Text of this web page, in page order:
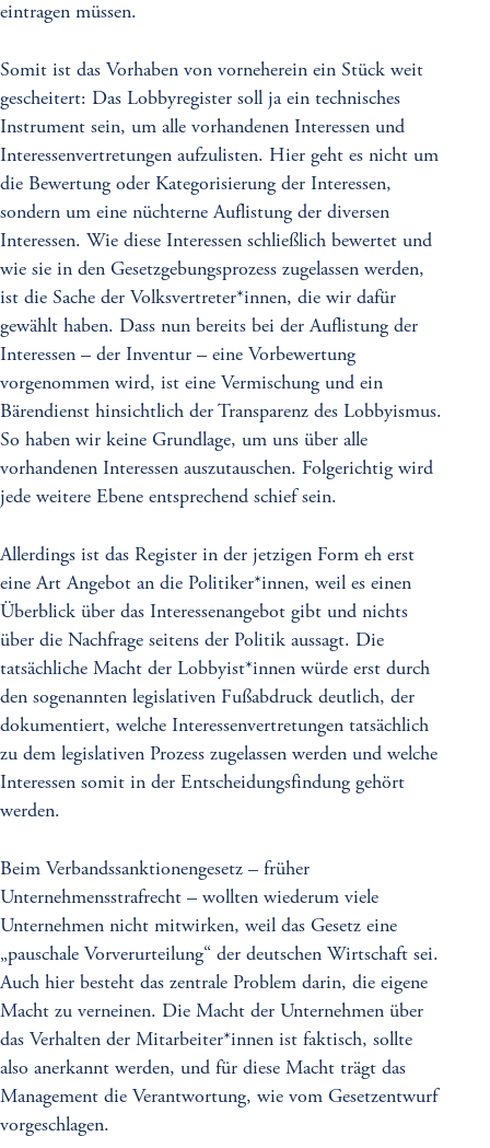
eintragen müssen.
Somit ist das Vorhaben von vorneherein ein Stück weit
gescheitert: Das Lobbyregister soll ja ein technisches
Instrument sein, um alle vorhandenen Interessen und
Interessenvertretungen aufzulisten. Hier geht es nicht um
die Bewertung oder Kategorisierung der Interessen,
sondern um eine nüchterne Auflistung der diversen
Interessen. Wie diese Interessen schließlich bewertet und
wie sie in den Gesetzgebungsprozess zugelassen werden,
ist die Sache der Volksvertreter*innen, die wir dafür
gewählt haben. Dass nun bereits bei der Auflistung der
Interessen – der Inventur – eine Vorbewertung
vorgenommen wird, ist eine Vermischung und ein
Bärendienst hinsichtlich der Transparenz des Lobbyismus.
So haben wir keine Grundlage, um uns über alle
vorhandenen Interessen auszutauschen. Folgerichtig wird
jede weitere Ebene entsprechend schief sein.
Allerdings ist das Register in der jetzigen Form eh erst
eine Art Angebot an die Politiker*innen, weil es einen
Überblick über das Interessenangebot gibt und nichts
über die Nachfrage seitens der Politik aussagt. Die
tatsächliche Macht der Lobbyist*innen würde erst durch
den sogenannten legislativen Fußabdruck deutlich, der
dokumentiert, welche Interessenvertretungen tatsächlich
zu dem legislativen Prozess zugelassen werden und welche
Interessen somit in der Entscheidungsfindung gehört
werden.
Beim Verbandssanktionengesetz – früher
Unternehmensstrafrecht – wollten wiederum viele
Unternehmen nicht mitwirken, weil das Gesetz eine
„pauschale Vorverurteilung“ der deutschen Wirtschaft sei.
Auch hier besteht das zentrale Problem darin, die eigene
Macht zu verneinen. Die Macht der Unternehmen über
das Verhalten der Mitarbeiter*innen ist faktisch, sollte
also anerkannt werden, und für diese Macht trägt das
Management die Verantwortung, wie vom Gesetzentwurf
vorgeschlagen.